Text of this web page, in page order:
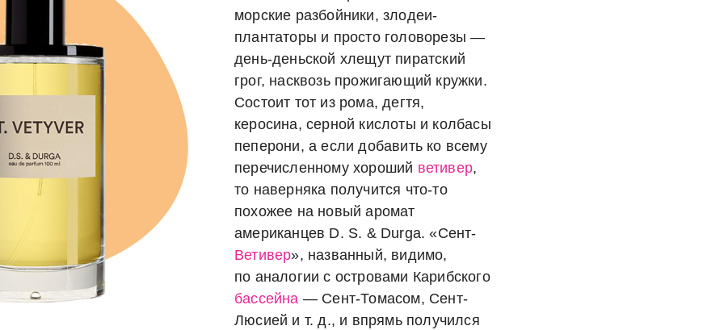
морские разбойники, злодеи-
плантаторы и просто головорезы —
день-деньской хлещут пиратский
грог, насквозь прожигающий кружки.
Состоит тот из рома, дегтя,
керосина, серной кислоты и колбасы
пеперони, а если добавить ко всему
перечисленному хороший ветивер,
то наверняка получится что-то
похожее на новый аромат
американцев D. S. & Durga. «Сент-
Ветивер», названный, видимо,
по аналогии с островами Карибского
бассейна — Сент-Томасом, Сент-
Люсией и т. д., и впрямь получился